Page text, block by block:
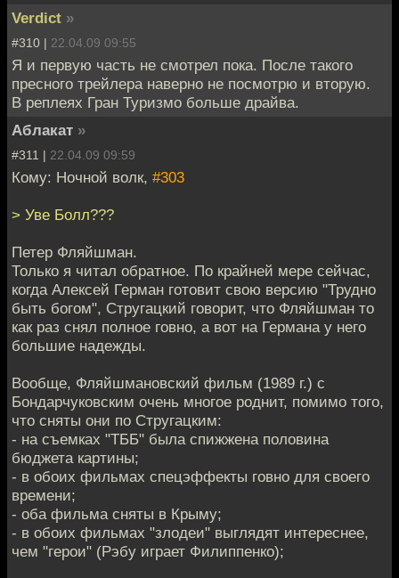
Verdict »
#310 | 22.04.09 09:55
Я и первую часть не смотрел пока. После такого
пресного трейлера наверно не посмотрю и вторую.
В реплеях Гран Туризмо больше драйва.
Аблакат »
#311 | 22.04.09 09:59
Кому: Ночной волк, #303
> Уве Болл???
Петер Фляйшман.
Только я читал обратное. По крайней мере сейчас,
когда Алексей Герман готовит свою версию "Трудно
быть богом", Стругацкий говорит, что Фляйшман то
как раз снял полное говно, а вот на Германа у него
большие надежды.
Вообще, Фляйшмановский фильм (1989 г.) с
Бондарчуковским очень многое роднит, помимо того,
что сняты они по Стругацким:
- на съемках "ТББ" была спижжена половина
бюджета картины;
- в обоих фильмах спецэффекты говно для своего
времени;
- оба фильма сняты в Крыму;
- в обоих фильмах "злодеи" выглядят интереснее,
чем "герои" (Рэбу играет Филиппенко);